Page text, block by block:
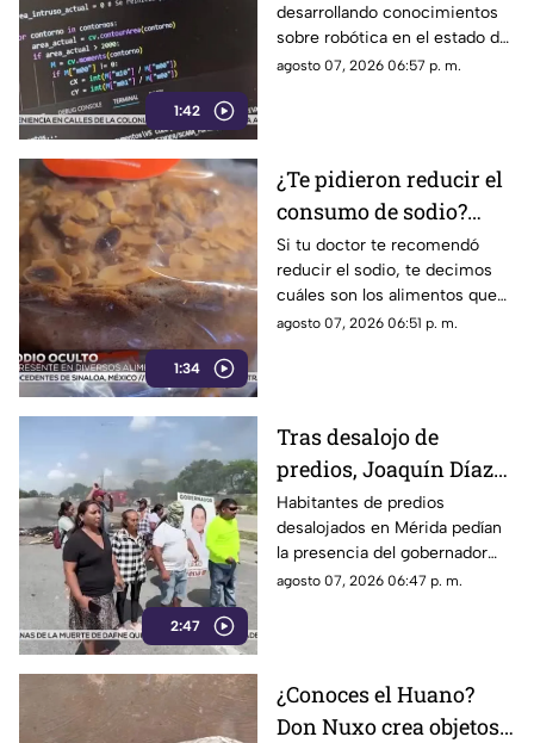
1:42
desechos algo útil
(+Video)
desarrollando conocimientos
sobre robótica en el estado de
Yucatán. Conoce los detalles.
agosto 07, 2026 06:57 p. m.
1:34
¿Te pidieron reducir el
consumo de sodio?
Estos son los alimentos
que debes EVITAR
Si tu doctor te recomendó
reducir el sodio, te decimos
cuáles son los alimentos que
debes dejar de consumir de
agosto 07, 2026 06:51 p. m.
2:47
Tras desalojo de
predios, Joaquín Díaz
Mena mostró
desinterés por
problemáticas del
pueblo
Habitantes de predios
desalojados en Mérida pedían
la presencia del gobernador
Joaquín Díaz Mena, pero dejó
agosto 07, 2026 06:47 p. m.
¿Conoces el Huano?
Don Nuxo crea objetos